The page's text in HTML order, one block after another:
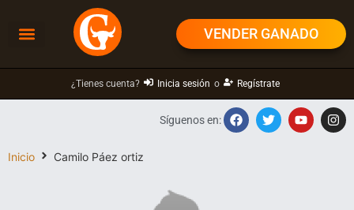
VENDER GANADO
¿Tienes cuenta? Inicia sesión o Regístrate
Inicio Camilo Páez ortiz
Síguenos en: